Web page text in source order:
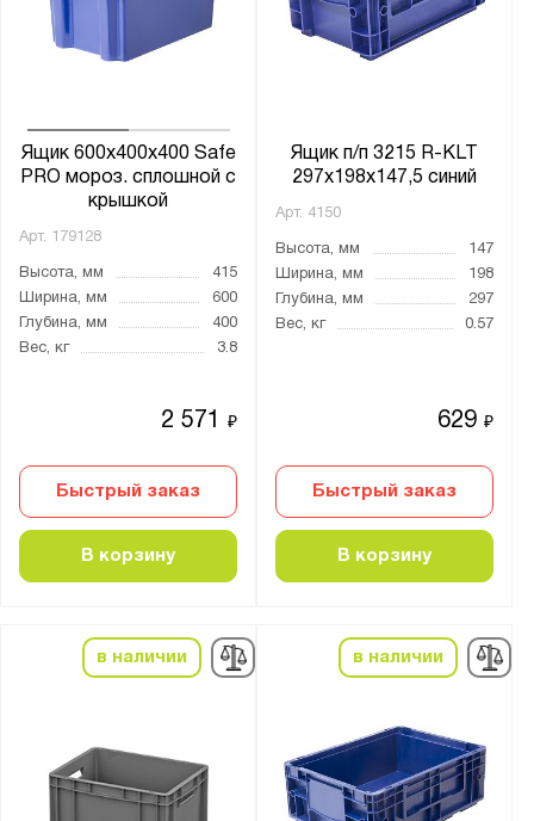
Ящик 600х400х400 Safe
PRO мороз. сплошной с
крышкой
Арт. 179128
Высота, мм
415
Ширина, мм
600
Глубина, мм
400
Вес, кг
3.8
2 571₽
Быстрый заказ
В корзину
Ящик п/п 3215 R-KLT
297х198х147,5 синий
Арт. 4150
Высота, мм
147
Ширина, мм
198
Глубина, мм
297
Вес, кг
0.57
629₽
Быстрый заказ
В корзину
в наличии в наличии